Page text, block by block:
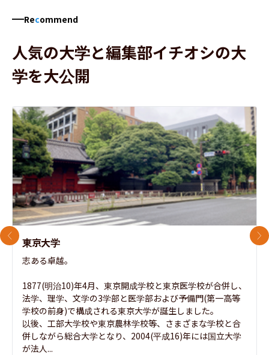
Recommend
人気の大学と編集部イチオシの大
学を大公開
東京大学
志ある卓越。
1877(明治10)年4月、東京開成学校と東京医学校が合併し、
法学、理学、文学の3学部と医学部および予備門(第一高等
学校の前身)で構成される東京大学が誕生しました。
以後、工部大学校や東京農林学校等、さまざまな学校と合
併しながら総合大学となり、2004(平成16)年には国立大学
が法人...
前のスライド 次